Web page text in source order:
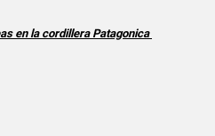
en la cordillera Patagonica